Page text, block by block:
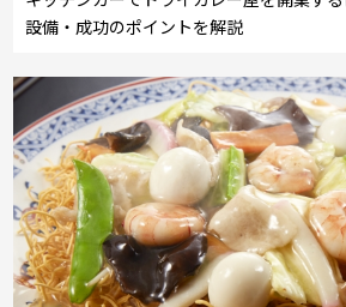
設備・成功のポイントを解説